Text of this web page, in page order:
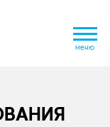
меню